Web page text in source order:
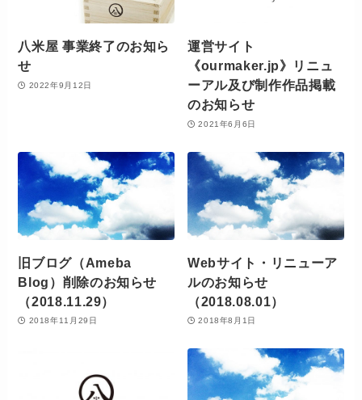
八米屋 事業終了のお知ら
せ
2022年9月12日
運営サイト
《ourmaker.jp》リニュ
ーアル及び制作作品掲載
のお知らせ
2021年6月6日
旧ブログ（Ameba
Blog）削除のお知らせ
（2018.11.29）
2018年11月29日
Webサイト・リニューア
ルのお知らせ
（2018.08.01）
2018年8月1日